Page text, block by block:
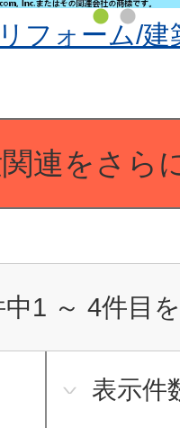
リフォーム/建
連をさら
1 ～ 4件目
表示件